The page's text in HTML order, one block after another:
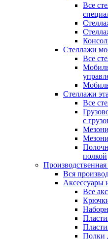
Все
Стеллажи
Все
Стеллажи
Все
с
полкой
Производственная
Вся
Аксессуары
Все
Полки